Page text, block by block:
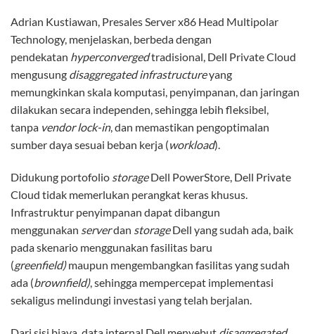
Adrian Kustiawan, Presales Server x86 Head Multipolar
Technology, menjelaskan, berbeda dengan
pendekatan hyperconvergedtradisional, Dell Private Cloud
mengusung disaggregated infrastructureyang
memungkinkan skala komputasi, penyimpanan, dan jaringan
dilakukan secara independen, sehingga lebih fleksibel,
tanpa vendor lock-in, dan memastikan pengoptimalan
sumber daya sesuai beban kerja (workload).
Didukung portofolio storageDell PowerStore, Dell Private
Cloud tidak memerlukan perangkat keras khusus.
Infrastruktur penyimpanan dapat dibangun
menggunakan serverdan storageDell yang sudah ada, baik
pada skenario menggunakan fasilitas baru
(greenfield)maupun mengembangkan fasilitas yang sudah
ada (brownfield), sehingga mempercepat implementasi
sekaligus melindungi investasi yang telah berjalan.